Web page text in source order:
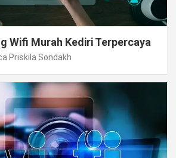
Wifi Murah Kediri Terpercaya
Priskila Sondakh